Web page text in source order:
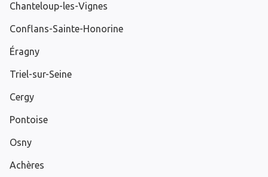
Chanteloup-les-Vignes
Conflans-Sainte-Honorine
Éragny
Triel-sur-Seine
Cergy
Pontoise
Osny
Achères